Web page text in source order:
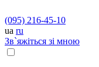
(095) 216-45-10
ua ru
Зв`яжіться зі мною